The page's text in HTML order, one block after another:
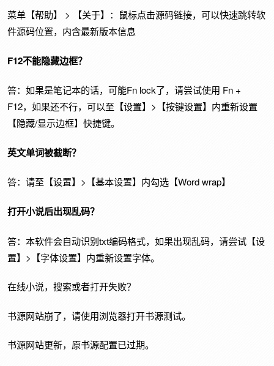
菜单【帮助】 > 【关于】：鼠标点击源码链接，可以快速跳转软
件源码位置，内含最新版本信息
F12不能隐藏边框？
答：如果是笔记本的话，可能Fn lock了，请尝试使用 Fn +
F12，如果还不行，可以至【设置】>【按键设置】内重新设置
【隐藏/显示边框】快捷键。
英文单词被截断？
答：请至【设置】>【基本设置】内勾选【Word wrap】
打开小说后出现乱码？
答：本软件会自动识别txt编码格式，如果出现乱码，请尝试【设
置】>【字体设置】内重新设置字体。
在线小说，搜索或者打开失败？
书源网站崩了，请使用浏览器打开书源测试。
书源网站更新，原书源配置已过期。